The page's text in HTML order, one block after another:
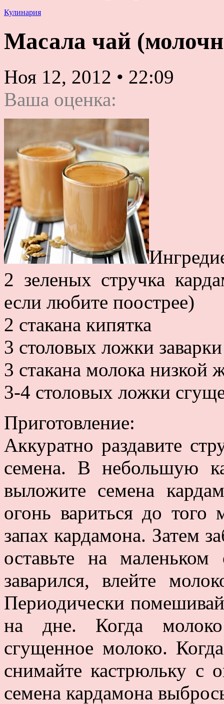
Кулинария
Масала чай
Ноя 12, 2012 • 22:09
Ваша оценка:
2 зеленых стручка
если любите поострее)
2 стакана кипятка
3 столовых ложки заварки
3 стакана молока низкой
3-4 столовых ложки
Приготовление:
Аккуратно раздавите
семена. В небольшую
выложите семена
огонь вариться до того
запах кардамона. Затем
оставьте на маленьком
заварился, влейте
Периодически
на дне. Когда молоко
сгущенное молоко.
снимайте кастрюльку с
семена кардамона